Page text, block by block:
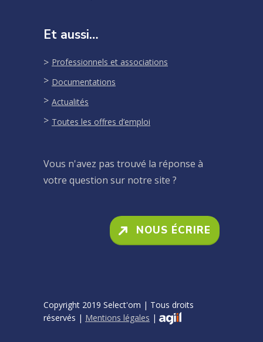
Et aussi…
Professionnels et associations
Documentations
Actualités
Toutes les offres d’emploi
Vous n'avez pas trouvé la réponse à
votre question sur notre site ?
NOUS ÉCRIRE
Copyright 2019 Select'om | Tous droits
réservés | Mentions légales |